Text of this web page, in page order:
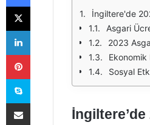
İngiltere'de
Asgari
2023
Ekonomik
Sosyal
X
LinkedIn
Pinterest
Skype
E-Posta ile paylaş